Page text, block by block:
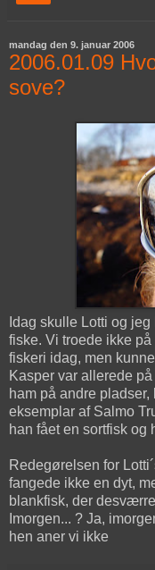
mandag den 9. januar 2006
2006.01.09
sove?
Idag skulle Lotti og
fiske. Vi troede ikke
fiskeri idag, men
Kasper var allerede
ham på andre
eksemplar af Salmo
han fået en sortfisk og
Redegørelsen for
fangede ikke en dyt,
blankfisk, der
Imorgen... ? Ja,
hen aner vi ikke